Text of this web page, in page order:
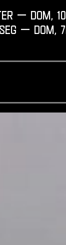
— dom,
— dom,